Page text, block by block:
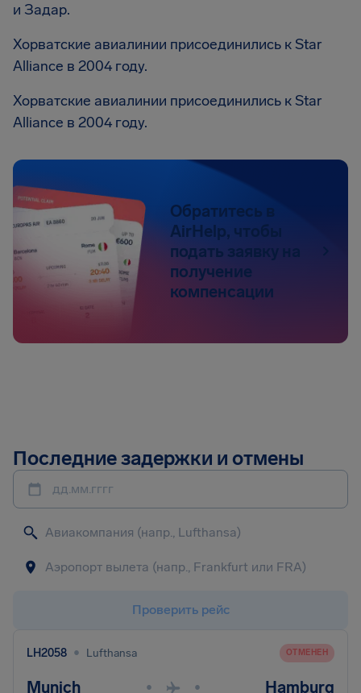
и Задар.
Хорватские авиалинии присоединились к Star
Alliance в 2004 году.
Хорватские авиалинии присоединились к Star
Alliance в 2004 году.
Обратитесь в
AirHelp, чтобы
подать заявку на
получение
компенсации
Последние задержки и отмены
дд.мм.гггг
Проверить рейс
LH2058 • Lufthansa ОТМЕНЕН
Munich • • Hamburg